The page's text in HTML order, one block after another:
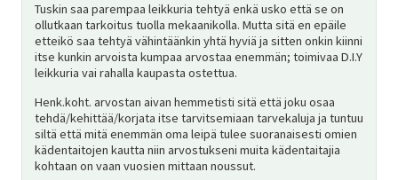
Tuskin saa parempaa leikkuria tehtyä enkä usko että se on
ollutkaan tarkoitus tuolla mekaanikolla. Mutta sitä en epäile
etteikö saa tehtyä vähintäänkin yhtä hyviä ja sitten onkin kiinni
itse kunkin arvoista kumpaa arvostaa enemmän; toimivaa D.I.Y
leikkuria vai rahalla kaupasta ostettua.
Henk.koht. arvostan aivan hemmetisti sitä että joku osaa
tehdä/kehittää/korjata itse tarvitsemiaan tarvekaluja ja tuntuu
siltä että mitä enemmän oma leipä tulee suoranaisesti omien
kädentaitojen kautta niin arvostukseni muita kädentaitajia
kohtaan on vaan vuosien mittaan noussut.